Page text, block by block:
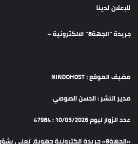
للإعلان لدينا
جريدة “الجهة8” الالكترونية –
مضيف الموقع : NINDOHOST
مدير النشر : الحسن الصوصي
عدد الزوار ليوم 10/05/2026 : 47984
«الجهة8» جريدة الكترونية جهوية، تعنى